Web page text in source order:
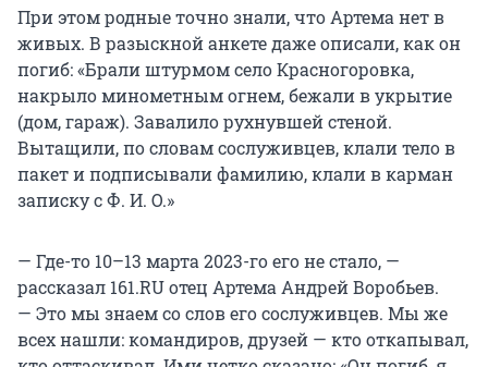
При этом родные точно знали, что Артема нет в
живых. В разыскной анкете даже описали, как он
погиб: «Брали штурмом село Красногоровка,
накрыло минометным огнем, бежали в укрытие
(дом, гараж). Завалило рухнувшей стеной.
Вытащили, по словам сослуживцев, клали тело в
пакет и подписывали фамилию, клали в карман
записку с Ф. И. О.»
— Где-то 10–13 марта 2023-го его не стало, —
рассказал 161.RU отец Артема Андрей Воробьев.
— Это мы знаем со слов его сослуживцев. Мы же
всех нашли: командиров, друзей — кто откапывал,